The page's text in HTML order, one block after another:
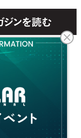
For overseas customers
）を支援しています。